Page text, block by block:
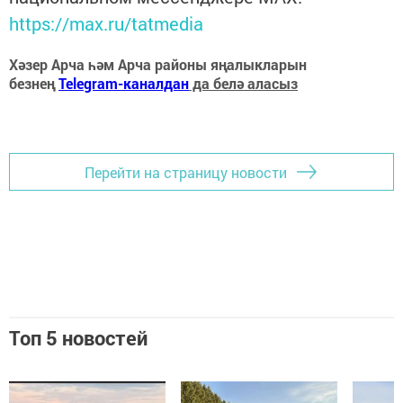
https://max.ru/tatmedia
Хәзер Арча һәм Арча районы яңалыкларын
безнеңTelegram-каналданда белә аласыз
Перейти на страницу новости
Топ 5 новостей